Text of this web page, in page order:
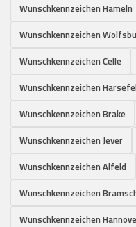
Wunschkennzeichen Hameln
Wunschkennzeichen
Wunschkennzeichen Celle
Wunschkennzeichen
Wunschkennzeichen Brake
Wunschkennzeichen Jever
Wunschkennzeichen Alfeld
Wunschkennzeichen
Wunschkennzeichen